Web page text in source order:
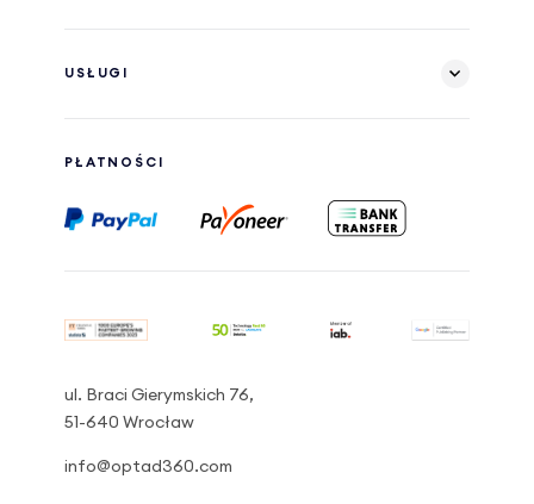
USŁUGI
PŁATNOŚCI
ul. Braci Gierymskich 76,
51-640 Wrocław
info@optad360.com